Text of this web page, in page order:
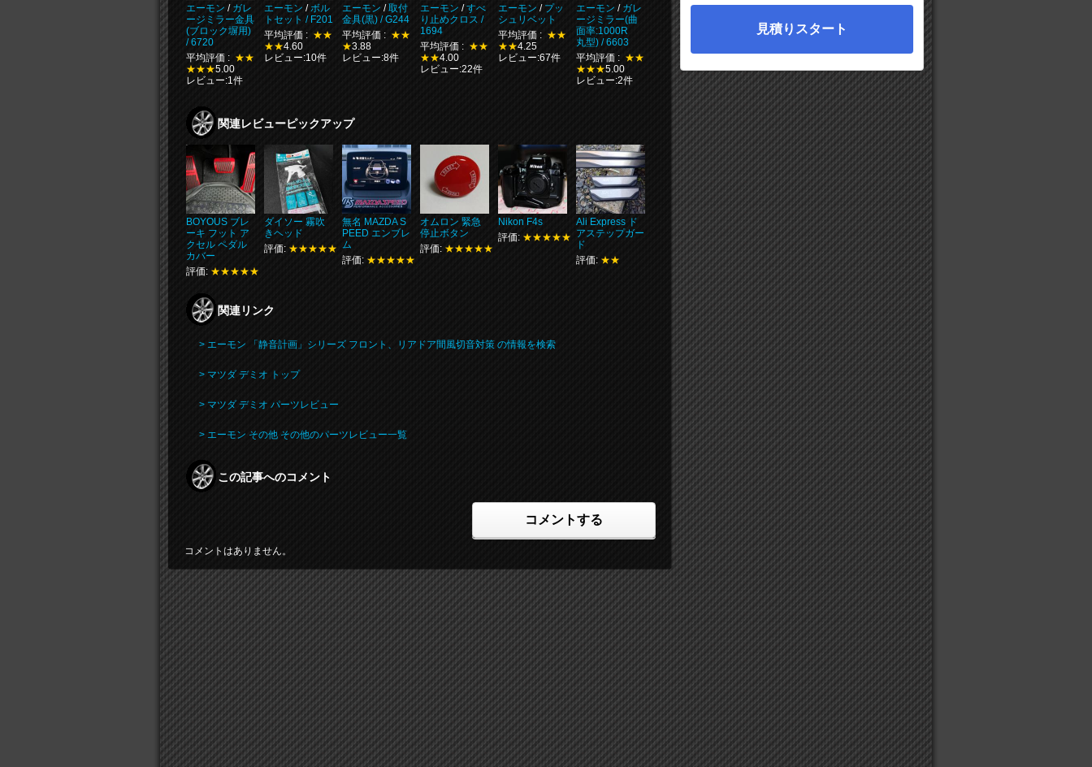
エーモン / ガレ
ージミラー金具
(ブロック塀用)
/ 6720
平均評価 : ★★
★★★5.00
レビュー:1件
エーモン /ボル
トセット / F201
平均評価 : ★★
★★4.60
レビュー:10件
エーモン /取付
金具(黒) / G244
平均評価 : ★★
★3.88
レビュー:8件
エーモン /すべ
り止めクロス /
1694
平均評価 : ★★
★★4.00
レビュー:22件
エーモン / プッ
シュリベット
平均評価 : ★★
★★4.25
レビュー:67件
エーモン / ガレ
ージミラー(曲
面率:1000R
丸型) / 6603
平均評価 : ★★
★★★5.00
レビュー:2件
関連レビューピックアップ
BOYOUS ブレ
ーキ フット ア
クセル ペダル
カバー
評価: ★★★★★
ダイソー 霧吹
きヘッド
評価: ★★★★★
無名 MAZDA S
PEED エンブレ
ム
評価: ★★★★★
オムロン 緊急
停止ボタン
評価: ★★★★★
Nikon F4s
評価: ★★★★★
Ali Express ド
アステップガー
ド
評価: ★★
関連リンク
> エーモン 「静音計画」シリーズ フロント、リアドア間風切音対策 の情報を検索
> マツダ デミオ トップ
> マツダ デミオ パーツレビュー
> エーモン その他 その他のパーツレビュー一覧
この記事へのコメント
コメントする
コメントはありません。
見積りスタート